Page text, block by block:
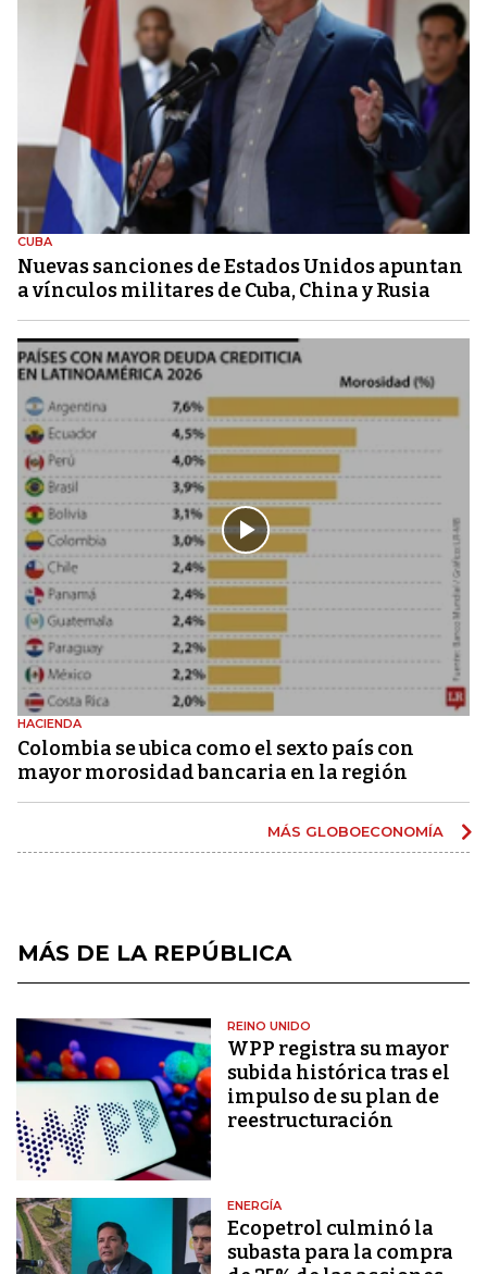
CUBA
Nuevas sanciones de Estados Unidos apuntan
a vínculos militares de Cuba, China y Rusia
HACIENDA
Colombia se ubica como el sexto país con
mayor morosidad bancaria en la región
MÁS GLOBOECONOMÍA
MÁS DE LA REPÚBLICA
REINO UNIDO
WPP registra su mayor
subida histórica tras el
impulso de su plan de
reestructuración
ENERGÍA
Ecopetrol culminó la
subasta para la compra